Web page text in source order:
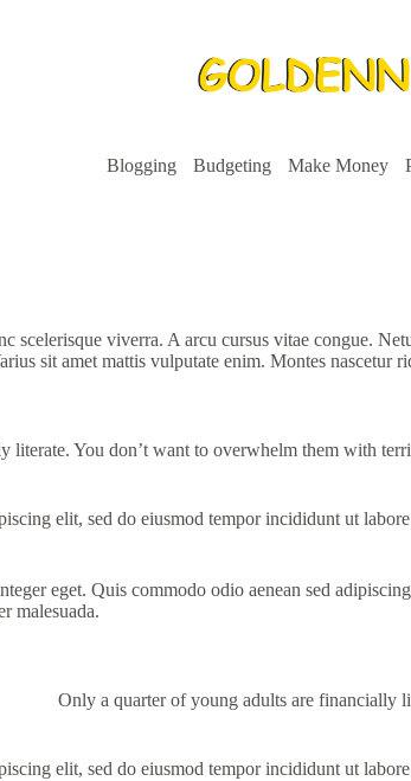
Blogging Budgeting Make Money
scelerisque viverra. A arcu cursus vitae congue.
sit amet mattis vulputate enim. Montes nascetur
literate. You don’t want to overwhelm them with
elit, sed do eiusmod tempor incididunt ut
eget. Quis commodo odio aenean sed
malesuada.
Only a quarter of young adults are financially
elit, sed do eiusmod tempor incididunt ut